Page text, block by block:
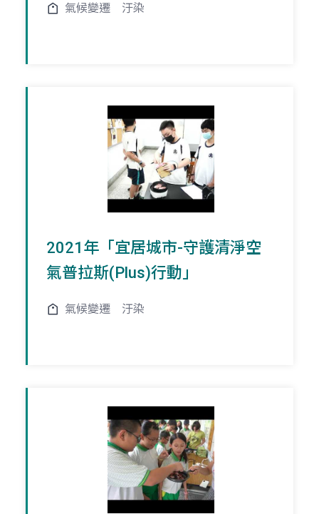
氣候變遷 汙染
2021年「宜居城市-守護清淨空
氣普拉斯(Plus)行動」
氣候變遷 汙染